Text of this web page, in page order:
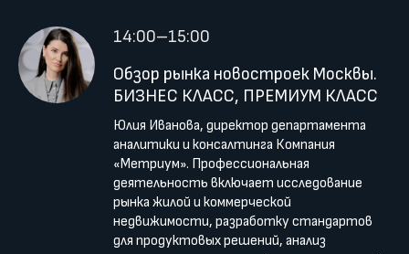
14:00–15:00
Обзор рынка новостроек Москвы.
БИЗНЕС КЛАСС, ПРЕМИУМ КЛАСС
Юлия Иванова, директор департамента
аналитики и консалтинга Компания
«Метриум». Профессиональная
деятельность включает исследование
рынка жилой и коммерческой
недвижимости, разработку стандартов
для продуктовых решений, анализ